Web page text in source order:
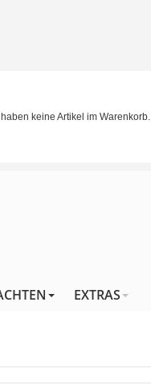
keine Artikel im Warenkorb.
EXTRAS